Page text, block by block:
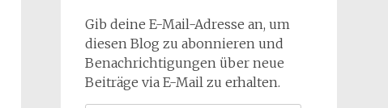
Gib deine E-Mail-Adresse an, um
diesen Blog zu abonnieren und
Benachrichtigungen über neue
Beiträge via E-Mail zu erhalten.